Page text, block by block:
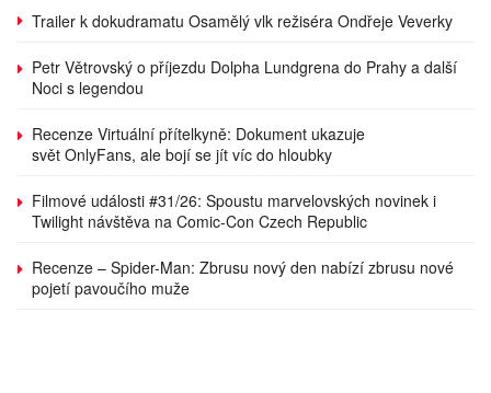
Trailer k dokudramatu Osamělý vlk režiséra Ondřeje Veverky
Petr Větrovský o příjezdu Dolpha Lundgrena do Prahy a další
Noci s legendou
Recenze Virtuální přítelkyně: Dokument ukazuje
svět OnlyFans, ale bojí se jít víc do hloubky
Filmové události #31/26: Spoustu marvelovských novinek i
Twilight návštěva na Comic-Con Czech Republic
Recenze – Spider-Man: Zbrusu nový den nabízí zbrusu nové
pojetí pavoučího muže